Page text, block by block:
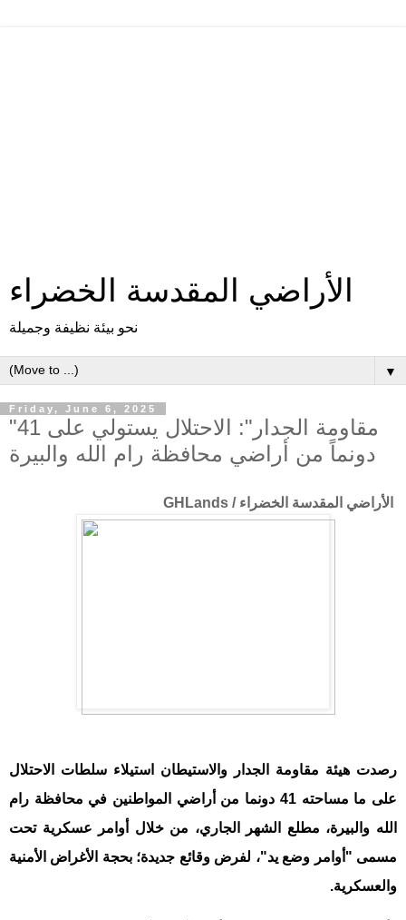
الأراضي المقدسة الخضراء
نحو بيئة نظيفة وجميلة
▼
Friday, June 6, 2025
"مقاومة الجدار": الاحتلال يستولي على 41
دونماً من أراضي محافظة رام الله والبيرة
الأراضي المقدسة الخضراء / GHLands
رصدت هيئة مقاومة الجدار والاستيطان استيلاء سلطات الاحتلال
على ما مساحته 41 دونما من أراضي المواطنين في محافظة رام
الله والبيرة، مطلع الشهر الجاري، من خلال أوامر عسكرية تحت
مسمى "أوامر وضع يد"، لفرض وقائع جديدة؛ بحجة الأغراض الأمنية
والعسكرية.